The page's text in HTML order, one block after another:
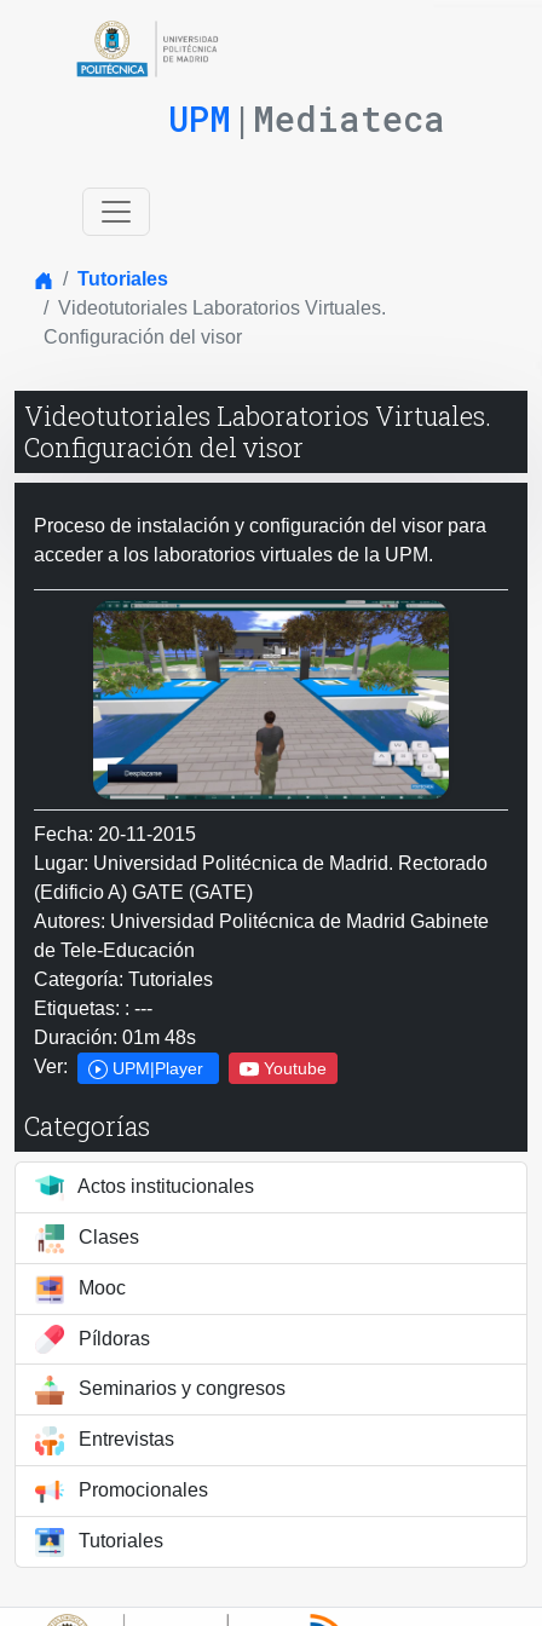
UPM |Mediateca
Inicio
Tutoriales
Videotutoriales Laboratorios Virtuales.
Configuración del visor
Videotutoriales Laboratorios Virtuales.
Configuración del visor
Proceso de instalación y configuración del visor para
acceder a los laboratorios virtuales de la UPM.
Fecha: 20-11-2015
Lugar: Universidad Politécnica de Madrid. Rectorado
(Edificio A) GATE (GATE)
Autores: Universidad Politécnica de Madrid Gabinete
de Tele-Educación
Categoría: Tutoriales
Etiquetas: : ---
Duración: 01m 48s
Ver:
UPM|Player Youtube
Categorías
Actos institucionales
Clases
Mooc
Píldoras
Seminarios y congresos
Entrevistas
Promocionales
Tutoriales